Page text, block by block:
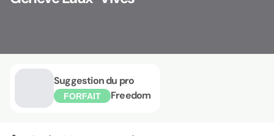
Suggestion du pro
FORFAIT Freedom